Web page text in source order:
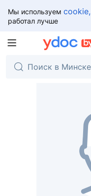
Мы используем cookie,
работал лучше